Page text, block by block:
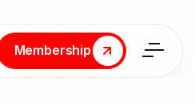
Membership
Membership